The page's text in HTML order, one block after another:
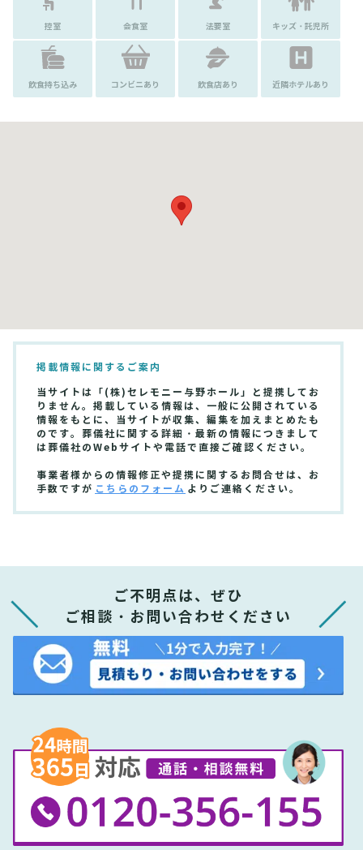
控室 会食室 法要室 キッズ・託児所
飲食持ち込み コンビニあり 飲食店あり 近隣ホテルあり
掲載情報に関するご案内
当サイトは「(株)セレモニー与野ホール」と提携してお
りません。掲載している情報は、一般に公開されている
情報をもとに、当サイトが収集、編集を加えまとめたも
のです。葬儀社に関する詳細・最新の情報につきまして
は葬儀社のWebサイトや電話で直接ご確認ください。
事業者様からの情報修正や提携に関するお問合せは、お
手数ですが こちらのフォーム よりご連絡ください。
ご不明点は、ぜひ
ご相談・お問い合わせください